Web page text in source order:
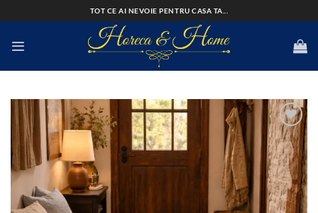
to
TOT CE AI NEVOIE PENTRU CASA TA...
Add to
wishlist